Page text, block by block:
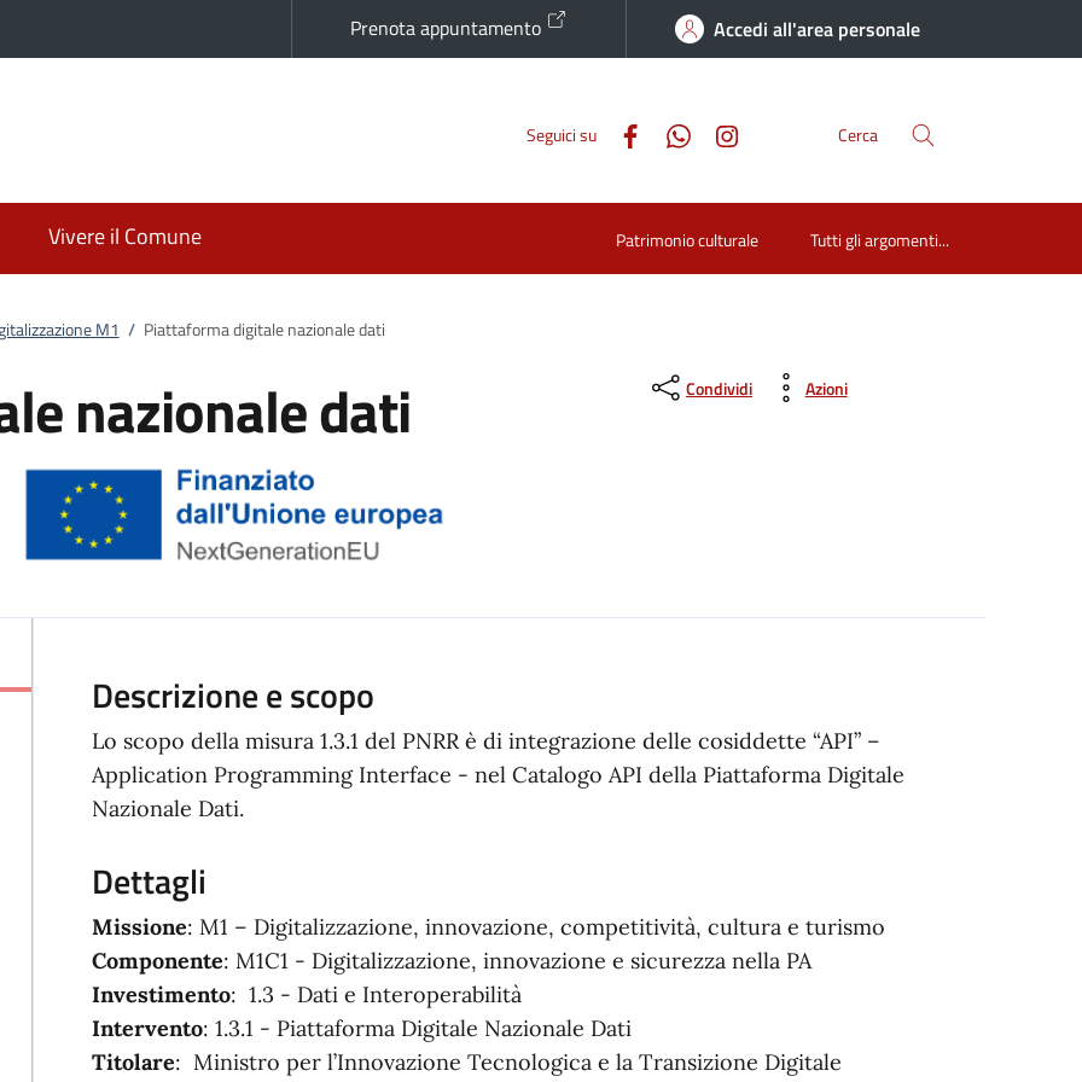
Prenota appuntamento Accedi all'area personale
Seguici su Cerca
Vivere il Comune Patrimonio culturale Tutti gli argomenti...
M1 / Piattaforma digitale nazionale dati
nazionale dati Condividi Azioni
Descrizione e scopo
Lo scopo della misura 1.3.1 del PNRR è di integrazione delle cosiddette “API” –
Application Programming Interface - nel Catalogo API della Piattaforma Digitale
Nazionale Dati.
Dettagli
Missione: M1 – Digitalizzazione, innovazione, competitività, cultura e turismo
Componente: M1C1 - Digitalizzazione, innovazione e sicurezza nella PA
Investimento: 1.3 - Dati e Interoperabilità
Intervento: 1.3.1 - Piattaforma Digitale Nazionale Dati
Titolare: Ministro per l’Innovazione Tecnologica e la Transizione Digitale